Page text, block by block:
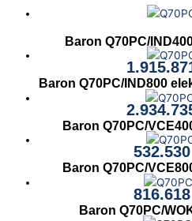
Baron Q70PC/
Baron Q70PC/IND800
Baron Q70PC/
532.530
Baron Q70PC/
816.618
Baron Q70PC/